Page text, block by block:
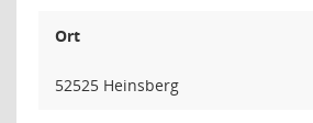
Ort
52525 Heinsberg